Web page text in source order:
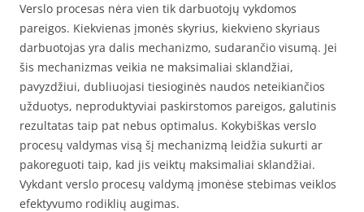
Verslo procesas nėra vien tik darbuotojų vykdomos
pareigos. Kiekvienas įmonės skyrius, kiekvieno skyriaus
darbuotojas yra dalis mechanizmo, sudarančio visumą. Jei
šis mechanizmas veikia ne maksimaliai sklandžiai,
pavyzdžiui, dubliuojasi tiesioginės naudos neteikiančios
užduotys, neproduktyviai paskirstomos pareigos, galutinis
rezultatas taip pat nebus optimalus. Kokybiškas verslo
procesų valdymas visą šį mechanizmą leidžia sukurti ar
pakoreguoti taip, kad jis veiktų maksimaliai sklandžiai.
Vykdant verslo procesų valdymą įmonėse stebimas veiklos
efektyvumo rodiklių augimas.